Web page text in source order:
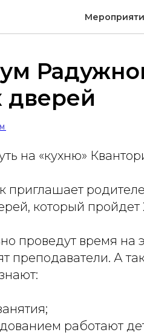
дверей
на «кухню»
приглашает
который пройдет
проведут время на
преподаватели. А
работают